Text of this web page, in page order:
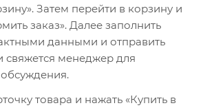
Затем перейти в корзину и
заказ». Далее заполнить
данными и отправить
свяжется менеджер для
товара и нажать «Купить в